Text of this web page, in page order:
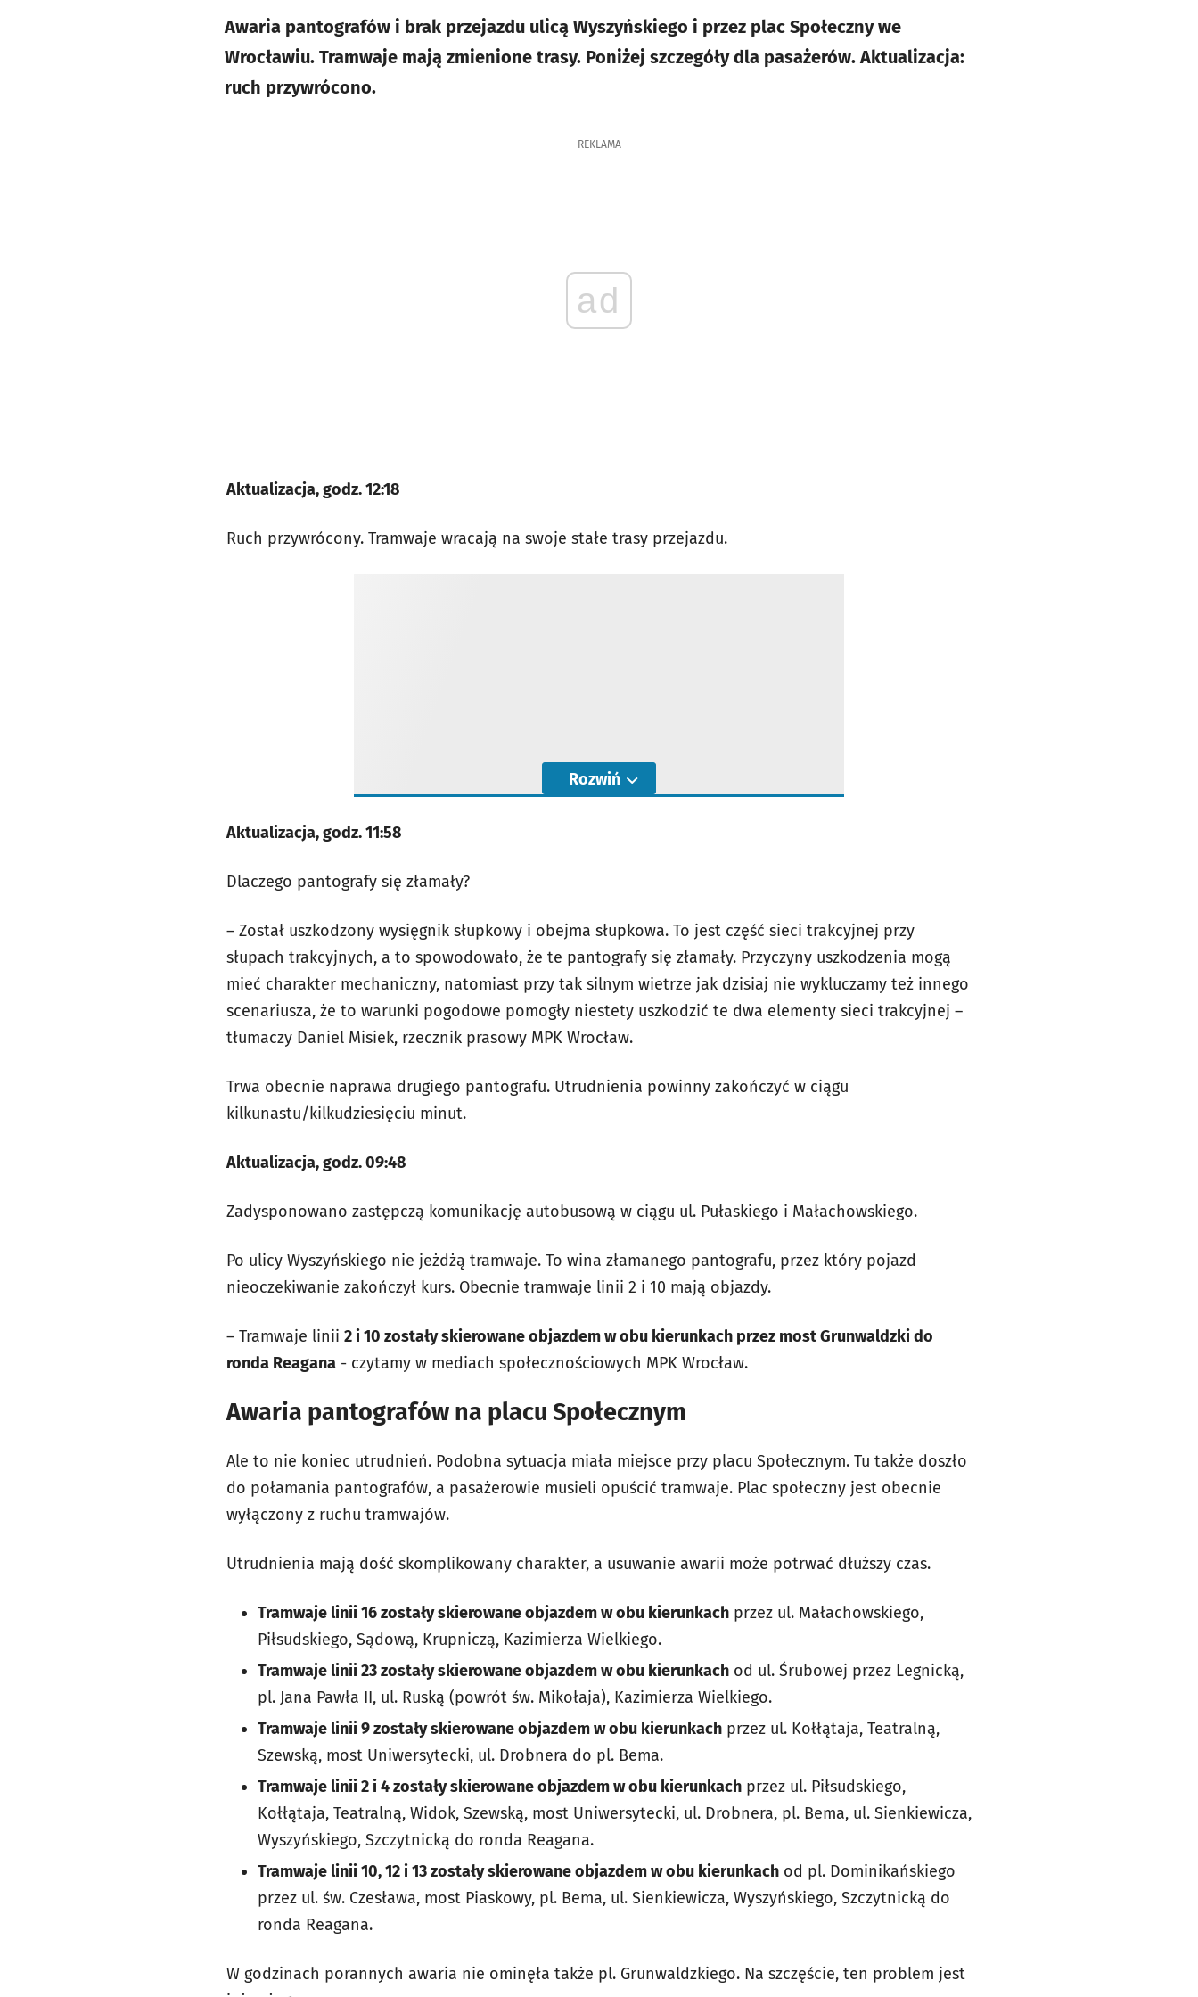
Awaria pantografów i brak przejazdu ulicą Wyszyńskiego i przez plac Społeczny we
Wrocławiu. Tramwaje mają zmienione trasy. Poniżej szczegóły dla pasażerów. Aktualizacja:
ruch przywrócono.
REKLAMA
ad
Aktualizacja, godz. 12:18
Ruch przywrócony. Tramwaje wracają na swoje stałe trasy przejazdu.
Rozwiń
Aktualizacja, godz. 11:58
Dlaczego pantografy się złamały?
– Został uszkodzony wysięgnik słupkowy i obejma słupkowa. To jest część sieci trakcyjnej przy
słupach trakcyjnych, a to spowodowało, że te pantografy się złamały. Przyczyny uszkodzenia mogą
mieć charakter mechaniczny, natomiast przy tak silnym wietrze jak dzisiaj nie wykluczamy też innego
scenariusza, że to warunki pogodowe pomogły niestety uszkodzić te dwa elementy sieci trakcyjnej –
tłumaczy Daniel Misiek, rzecznik prasowy MPK Wrocław.
Trwa obecnie naprawa drugiego pantografu. Utrudnienia powinny zakończyć w ciągu
kilkunastu/kilkudziesięciu minut.
Aktualizacja, godz. 09:48
Zadysponowano zastępczą komunikację autobusową w ciągu ul. Pułaskiego i Małachowskiego.
Po ulicy Wyszyńskiego nie jeżdżą tramwaje. To wina złamanego pantografu, przez który pojazd
nieoczekiwanie zakończył kurs. Obecnie tramwaje linii 2 i 10 mają objazdy.
– Tramwaje linii 2 i 10 zostały skierowane objazdem w obu kierunkach przez most Grunwaldzki do
ronda Reagana - czytamy w mediach społecznościowych MPK Wrocław.
Awaria pantografów na placu Społecznym
Ale to nie koniec utrudnień. Podobna sytuacja miała miejsce przy placu Społecznym. Tu także doszło
do połamania pantografów, a pasażerowie musieli opuścić tramwaje. Plac społeczny jest obecnie
wyłączony z ruchu tramwajów.
Utrudnienia mają dość skomplikowany charakter, a usuwanie awarii może potrwać dłuższy czas.
Tramwaje linii 16 zostały skierowane objazdem w obu kierunkach przez ul. Małachowskiego,
Piłsudskiego, Sądową, Krupniczą, Kazimierza Wielkiego.
Tramwaje linii 23 zostały skierowane objazdem w obu kierunkach od ul. Śrubowej przez Legnicką,
pl. Jana Pawła II, ul. Ruską (powrót św. Mikołaja), Kazimierza Wielkiego.
Tramwaje linii 9 zostały skierowane objazdem w obu kierunkach przez ul. Kołłątaja, Teatralną,
Szewską, most Uniwersytecki, ul. Drobnera do pl. Bema.
Tramwaje linii 2 i 4 zostały skierowane objazdem w obu kierunkach przez ul. Piłsudskiego,
Kołłątaja, Teatralną, Widok, Szewską, most Uniwersytecki, ul. Drobnera, pl. Bema, ul. Sienkiewicza,
Wyszyńskiego, Szczytnicką do ronda Reagana.
Tramwaje linii 10, 12 i 13 zostały skierowane objazdem w obu kierunkach od pl. Dominikańskiego
przez ul. św. Czesława, most Piaskowy, pl. Bema, ul. Sienkiewicza, Wyszyńskiego, Szczytnicką do
ronda Reagana.
W godzinach porannych awaria nie ominęła także pl. Grunwaldzkiego. Na szczęście, ten problem jest